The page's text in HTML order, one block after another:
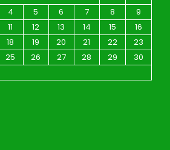
4 5 6 7 8
9
11 12 13 14 15
16
18 19 20 21 22
23
25 26 27 28 29
30